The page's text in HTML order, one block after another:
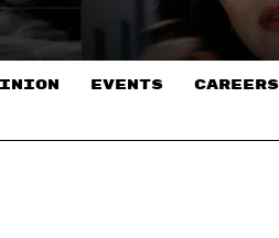
EVENTS CAREERS